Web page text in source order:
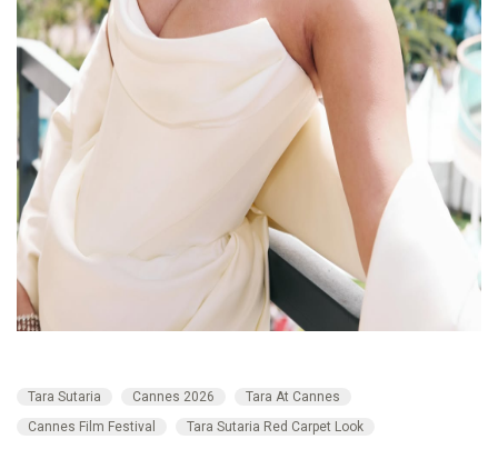
Tara Sutaria Cannes 2026
Tara At Cannes
Cannes Film Festival
Tara Sutaria Red Carpet Look